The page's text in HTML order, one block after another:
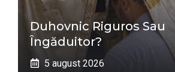
Duhovnic Riguros Sau
Îngăduitor?
5 august 2026